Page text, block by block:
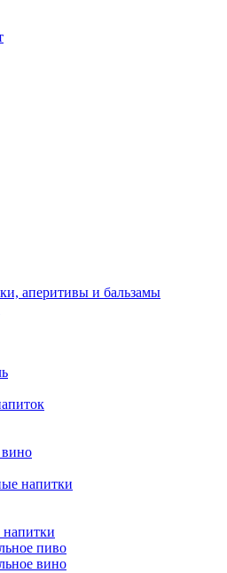
аперитивы и бальзамы
напитки
напитки
пиво
вино